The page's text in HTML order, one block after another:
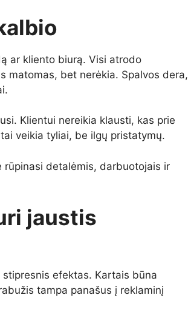
ar kliento biurą. Visi atrodo
matomas, bet nerėkia. Spalvos dera,
Klientui nereikia klausti, kas prie
veikia tyliai, be ilgų pristatymų.
rūpinasi detalėmis, darbuotojais ir
jaustis
efektas. Kartais būna
tampa panašus į reklaminį